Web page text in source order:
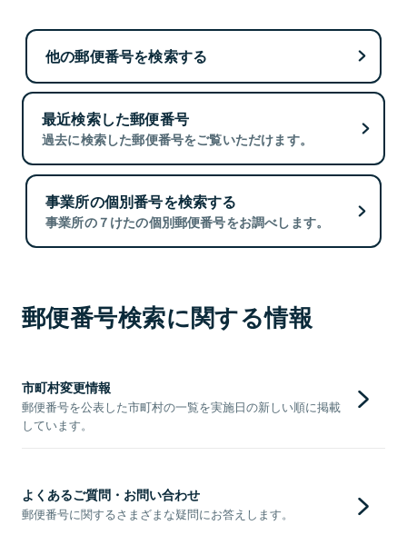
他の郵便番号を検索する
最近検索した郵便番号
過去に検索した郵便番号をご覧いただけます。
事業所の個別番号を検索する
事業所の７けたの個別郵便番号をお調べします。
郵便番号検索に関する情報
市町村変更情報
郵便番号を公表した市町村の一覧を実施日の新しい順に掲載
しています。
よくあるご質問・お問い合わせ
郵便番号に関するさまざまな疑問にお答えします。